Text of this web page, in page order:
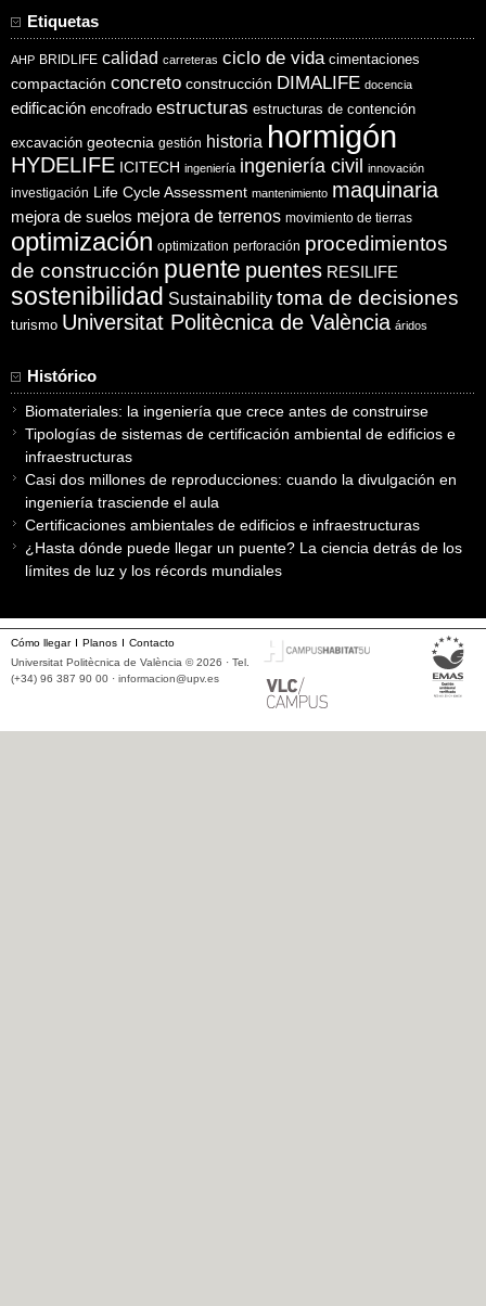
Etiquetas
AHP BRIDLIFE calidad carreteras ciclo de vida cimentaciones
compactación concreto construcción DIMALIFE docencia
edificación encofrado estructuras estructuras de contención
excavación geotecnia gestión historia hormigón
HYDELIFE ICITECH ingeniería ingeniería civil innovación
investigación Life Cycle Assessment mantenimiento maquinaria
mejora de suelos mejora de terrenos movimiento de tierras
optimización optimization perforación procedimientos
de construcción puente puentes RESILIFE
sostenibilidad Sustainability toma de decisiones
turismo Universitat Politècnica de València áridos
Histórico
Biomateriales: la ingeniería que crece antes de construirse
Tipologías de sistemas de certificación ambiental de edificios e
infraestructuras
Casi dos millones de reproducciones: cuando la divulgación en
ingeniería trasciende el aula
Certificaciones ambientales de edificios e infraestructuras
¿Hasta dónde puede llegar un puente? La ciencia detrás de los
límites de luz y los récords mundiales
Cómo llegar Planos
Contacto
Universitat Politècnica de València © 2026 · Tel.
(+34) 96 387 90 00 · informacion@upv.es